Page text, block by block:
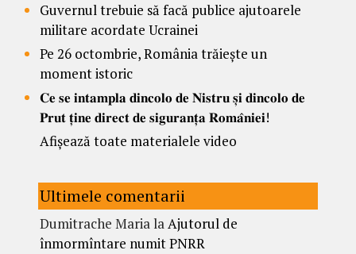
Guvernul trebuie să facă publice ajutoarele
militare acordate Ucrainei
Pe 26 octombrie, România trăiește un
moment istoric
𝐂𝐞 𝐬𝐞 𝐢𝐧𝐭𝐚𝐦𝐩𝐥𝐚 𝐝𝐢𝐧𝐜𝐨𝐥𝐨 𝐝𝐞 𝐍𝐢𝐬𝐭𝐫𝐮 𝐬̦𝐢 𝐝𝐢𝐧𝐜𝐨𝐥𝐨 𝐝𝐞
𝐏𝐫𝐮𝐭 𝐭̦𝐢𝐧𝐞 𝐝𝐢𝐫𝐞𝐜𝐭 𝐝𝐞 𝐬𝐢𝐠𝐮𝐫𝐚𝐧𝐭̦𝐚 𝐑𝐨𝐦𝐚̂𝐧𝐢𝐞𝐢!
Afișează toate materialele video
Ultimele comentarii
Dumitrache MarialaAjutorul de
înmormîntare numit PNRR